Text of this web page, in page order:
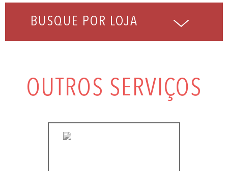
BUSQUE POR LOJA
OUTROS SERVIÇOS